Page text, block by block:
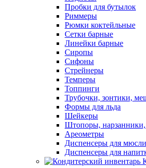
Пробки для бутылок
Риммеры
Рюмки коктейльные
Сетки барные
Линейки барные
Сиропы
Сифоны
Стрейнеры
Темперы
Топпинги
Трубочки, зонтики,
Формы для льда
Шейкеры
Штопоры, нарзанники,
Ареометры
Диспенсеры для
Диспенсеры для